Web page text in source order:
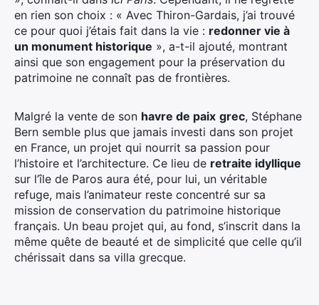
en rien son choix : « Avec Thiron-Gardais, j’ai trouvé
ce pour quoi j’étais fait dans la vie : redonner vie à
un monument historique », a-t-il ajouté, montrant
ainsi que son engagement pour la préservation du
patrimoine ne connaît pas de frontières.
Malgré la vente de son havre de paix grec, Stéphane
Bern semble plus que jamais investi dans son projet
en France, un projet qui nourrit sa passion pour
l’histoire et l’architecture. Ce lieu de retraite idyllique
sur l’île de Paros aura été, pour lui, un véritable
refuge, mais l’animateur reste concentré sur sa
mission de conservation du patrimoine historique
français. Un beau projet qui, au fond, s’inscrit dans la
même quête de beauté et de simplicité que celle qu’il
chérissait dans sa villa grecque.